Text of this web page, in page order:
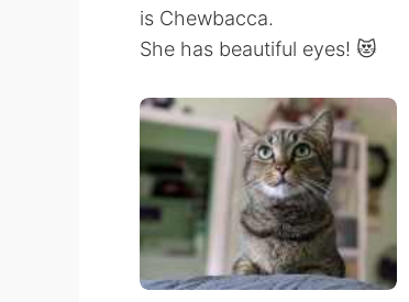
is Chewbacca.
She has beautiful eyes! 😻